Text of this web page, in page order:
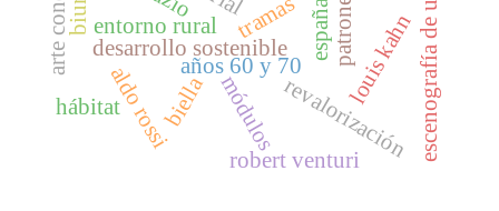
españa
años 60 y 70 patrones
módulos
tramas
biella
desarrollo sostenible
entorno rural
revalorización
aldo rossi louis kahn
robert venturi
hábitat